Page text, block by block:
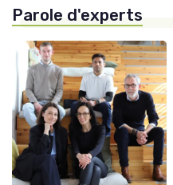
Parole d'experts